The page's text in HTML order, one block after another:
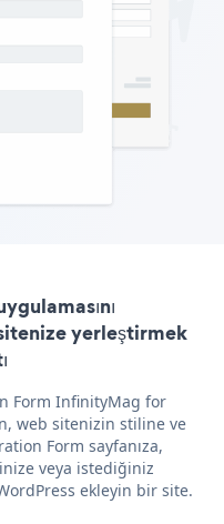
yerleştirmek
Form InfinityMag for
web sitenizin stiline ve
Form sayfanıza,
veya istediğiniz
ekleyin bir site.